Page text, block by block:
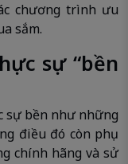
chương trình ưu
sắm.
sự “bền
sự bền như những
điều đó còn phụ
chính hãng và sử